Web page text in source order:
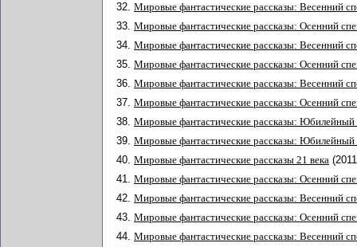
32. Мировые фантастические рассказы: Весенний
33. Мировые фантастические рассказы: Осенний
34. Мировые фантастические рассказы: Весенний
35. Мировые фантастические рассказы: Осенний
36. Мировые фантастические рассказы: Весенний
37. Мировые фантастические рассказы: Осенний
38. Мировые фантастические рассказы: Юбилейный
39. Мировые фантастические рассказы: Юбилейный
40. Мировые фантастические рассказы 21 века
41. Мировые фантастические рассказы: Осенний
42. Мировые фантастические рассказы: Весенний
43. Мировые фантастические рассказы: Осенний
44. Мировые фантастические рассказы: Весенний